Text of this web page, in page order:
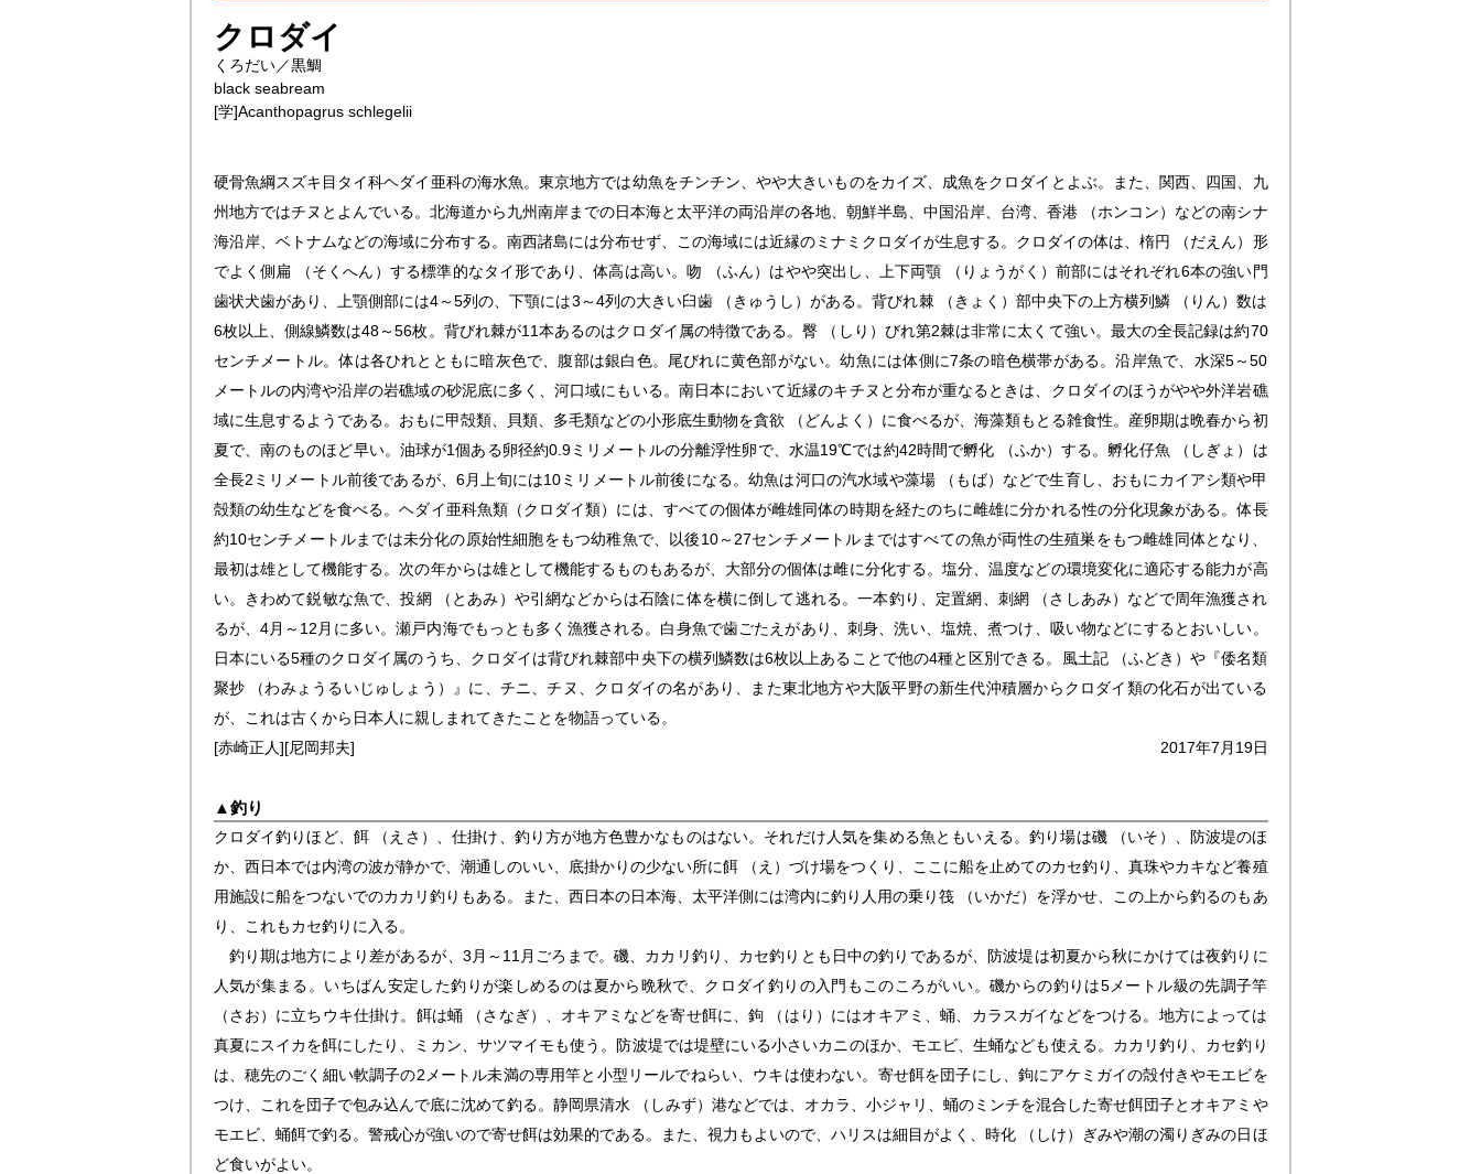
クロダイ
くろだい／黒鯛
black seabream
[学]Acanthopagrus schlegelii
硬骨魚綱スズキ目タイ科ヘダイ亜科の海水魚。東京地方では幼魚をチンチン、やや大きいものをカイズ、成魚をクロダイとよぶ。また、関西、四国、九
州地方ではチヌとよんでいる。北海道から九州南岸までの日本海と太平洋の両沿岸の各地、朝鮮半島、中国沿岸、台湾、香港 （ホンコン）などの南シナ
海沿岸、ベトナムなどの海域に分布する。南西諸島には分布せず、この海域には近縁のミナミクロダイが生息する。クロダイの体は、楕円 （だえん）形
でよく側扁 （そくへん）する標準的なタイ形であり、体高は高い。吻 （ふん）はやや突出し、上下両顎 （りょうがく）前部にはそれぞれ6本の強い門
歯状犬歯があり、上顎側部には4～5列の、下顎には3～4列の大きい臼歯 （きゅうし）がある。背びれ棘 （きょく）部中央下の上方横列鱗 （りん）数は
6枚以上、側線鱗数は48～56枚。背びれ棘が11本あるのはクロダイ属の特徴である。臀 （しり）びれ第2棘は非常に太くて強い。最大の全長記録は約70
センチメートル。体は各ひれとともに暗灰色で、腹部は銀白色。尾びれに黄色部がない。幼魚には体側に7条の暗色横帯がある。沿岸魚で、水深5～50
メートルの内湾や沿岸の岩礁域の砂泥底に多く、河口域にもいる。南日本において近縁のキチヌと分布が重なるときは、クロダイのほうがやや外洋岩礁
域に生息するようである。おもに甲殻類、貝類、多毛類などの小形底生動物を貪欲 （どんよく）に食べるが、海藻類もとる雑食性。産卵期は晩春から初
夏で、南のものほど早い。油球が1個ある卵径約0.9ミリメートルの分離浮性卵で、水温19℃では約42時間で孵化 （ふか）する。孵化仔魚 （しぎょ）は
全長2ミリメートル前後であるが、6月上旬には10ミリメートル前後になる。幼魚は河口の汽水域や藻場 （もば）などで生育し、おもにカイアシ類や甲
殻類の幼生などを食べる。ヘダイ亜科魚類（クロダイ類）には、すべての個体が雌雄同体の時期を経たのちに雌雄に分かれる性の分化現象がある。体長
約10センチメートルまでは未分化の原始性細胞をもつ幼稚魚で、以後10～27センチメートルまではすべての魚が両性の生殖巣をもつ雌雄同体となり、
最初は雄として機能する。次の年からは雄として機能するものもあるが、大部分の個体は雌に分化する。塩分、温度などの環境変化に適応する能力が高
い。きわめて鋭敏な魚で、投網 （とあみ）や引網などからは石陰に体を横に倒して逃れる。一本釣り、定置網、刺網 （さしあみ）などで周年漁獲され
るが、4月～12月に多い。瀬戸内海でもっとも多く漁獲される。白身魚で歯ごたえがあり、刺身、洗い、塩焼、煮つけ、吸い物などにするとおいしい。
日本にいる5種のクロダイ属のうち、クロダイは背びれ棘部中央下の横列鱗数は6枚以上あることで他の4種と区別できる。風土記 （ふどき）や『倭名類
聚抄 （わみょうるいじゅしょう）』に、チニ、チヌ、クロダイの名があり、また東北地方や大阪平野の新生代沖積層からクロダイ類の化石が出ている
が、これは古くから日本人に親しまれてきたことを物語っている。
[赤崎正人][尼岡邦夫] 2017年7月19日
▲釣り
クロダイ釣りほど、餌 （えさ）、仕掛け、釣り方が地方色豊かなものはない。それだけ人気を集める魚ともいえる。釣り場は磯 （いそ）、防波堤のほ
か、西日本では内湾の波が静かで、潮通しのいい、底掛かりの少ない所に餌 （え）づけ場をつくり、ここに船を止めてのカセ釣り、真珠やカキなど養殖
用施設に船をつないでのカカリ釣りもある。また、西日本の日本海、太平洋側には湾内に釣り人用の乗り筏 （いかだ）を浮かせ、この上から釣るのもあ
り、これもカセ釣りに入る。
釣り期は地方により差があるが、3月～11月ごろまで。磯、カカリ釣り、カセ釣りとも日中の釣りであるが、防波堤は初夏から秋にかけては夜釣りに
人気が集まる。いちばん安定した釣りが楽しめるのは夏から晩秋で、クロダイ釣りの入門もこのころがいい。磯からの釣りは5メートル級の先調子竿
（さお）に立ちウキ仕掛け。餌は蛹 （さなぎ）、オキアミなどを寄せ餌に、鉤 （はり）にはオキアミ、蛹、カラスガイなどをつける。地方によっては
真夏にスイカを餌にしたり、ミカン、サツマイモも使う。防波堤では堤壁にいる小さいカニのほか、モエビ、生蛹なども使える。カカリ釣り、カセ釣り
は、穂先のごく細い軟調子の2メートル未満の専用竿と小型リールでねらい、ウキは使わない。寄せ餌を団子にし、鉤にアケミガイの殻付きやモエビを
つけ、これを団子で包み込んで底に沈めて釣る。静岡県清水 （しみず）港などでは、オカラ、小ジャリ、蛹のミンチを混合した寄せ餌団子とオキアミや
モエビ、蛹餌で釣る。警戒心が強いので寄せ餌は効果的である。また、視力もよいので、ハリスは細目がよく、時化 （しけ）ぎみや潮の濁りぎみの日ほ
ど食いがよい。